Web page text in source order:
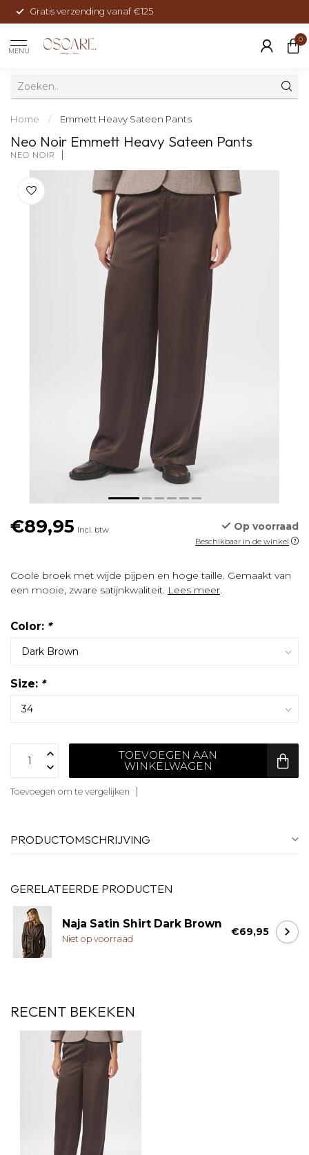
Gratis verzending vanaf €125
MENU
0
Home / Emmett Heavy Sateen Pants
Neo Noir Emmett Heavy Sateen Pants
NEO NOIR
€89,95 Incl. btw Op voorraad
Beschikbaar in de winkel
Coole broek met wijde pijpen en hoge taille. Gemaakt van
een mooie, zware satijnkwaliteit. Lees meer.
Color: *
Size: *
TOEVOEGEN AAN
WINKELWAGEN
Toevoegen om te vergelijken
PRODUCTOMSCHRIJVING
GERELATEERDE PRODUCTEN
Naja Satin Shirt Dark Brown
Niet op voorraad
€69,95
RECENT BEKEKEN